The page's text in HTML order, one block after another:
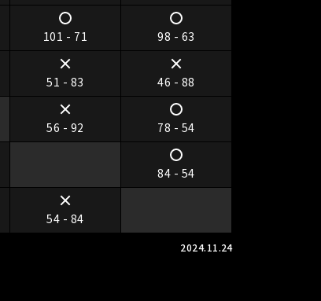
101 - 71 98 - 63
51 - 83 46 - 88
56 - 92 78 - 54
84 - 54
54 - 84
2024.11.24